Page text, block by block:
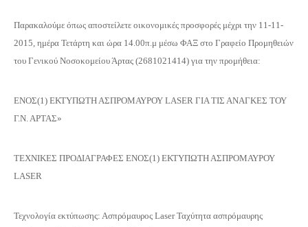
Παρακαλούμε όπως αποστείλετε οικονομικές προσφορές μέχρι την 11-11-
2015, ημέρα Τετάρτη και ώρα 14.00π.μ μέσω ΦΑΞ στο Γραφείο Προμηθειών
του Γενικού Νοσοκομείου Άρτας (2681021414) για την προμήθεια:
ΕΝΟΣ(1) ΕΚΤΥΠΩΤΗ ΑΣΠΡΟΜΑΥΡΟΥ LASER ΓΙΑ ΤΙΣ ΑΝΑΓΚΕΣ ΤΟΥ
Γ.Ν. ΑΡΤΑΣ»
ΤΕΧΝΙΚΕΣ ΠΡΟΔΙΑΓΡΑΦΕΣ ΕΝΟΣ(1) ΕΚΤΥΠΩΤΗ ΑΣΠΡΟΜΑΥΡΟΥ
LASER
Τεχνολογία εκτύπωσης: Ασπρόμαυρος Laser Ταχύτητα ασπρόμαυρης